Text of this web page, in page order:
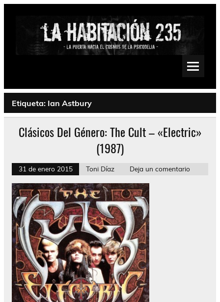
Saltar
Psychedelic, Stoner, Doom, Sludge, Fuzz, Space, Drone
Etiqueta: Ian Astbury
Clásicos Del Género: The Cult – «Electric»
(1987)
31 de enero 2015 Toni Díaz Deja un comentario